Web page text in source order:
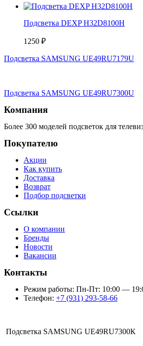
Подсветка DEXP H32D8100H
1250 ₽
Подсветка SAMSUNG UЕ49RU7179U
Подсветка SAMSUNG UЕ49RU7300U
Компания
Более 300 моделей подсветок для
Покупателю
Акции
Как купить
Доставка
Возврат
Подбор подсветки
Ссылки
О компании
Бренды
Новости
Вакансии
Контакты
Режим работы: Пн-Пт: 10:00 —
Телефон: +7 (931) 293-58-66
Подсветка SAMSUNG UЕ49RU7300К